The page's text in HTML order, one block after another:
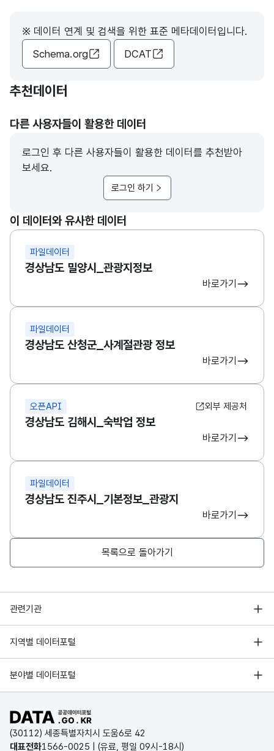
※ 데이터 연계 및 검색을 위한 표준 메타데이터입니다.
Schema.org
DCAT
추천데이터
다른 사용자들이 활용한 데이터
로그인 후 다른 사용자들이 활용한 데이터를 추천받아
보세요.
로그인 하기
이 데이터와 유사한 데이터
파일데이터
경상남도 밀양시_관광지정보
바로가기
파일데이터
경상남도 산청군_사계절관광 정보
바로가기
오픈API 외부 제공처
경상남도 김해시_숙박업 정보
바로가기
파일데이터
경상남도 진주시_기본정보_관광지
바로가기
목록으로 돌아가기
관련기관
행정안전부
한국지능정보사회진흥원
국가정보자원관리원
지역별 데이터포털
서울 열린데이터광장
경기데이터드림
D-데이터허브
인천데이터포털
분야별 데이터포털
기상자료개방포털
국토교통부 공간정보오픈플랫폼
환경부 환경데이터포털
문화데이터광장
공공데이터포털 바로가기
(30112) 세종특별자치시 도움6로 42
대표전화1566-0025 | (유료, 평일 09시-18시)